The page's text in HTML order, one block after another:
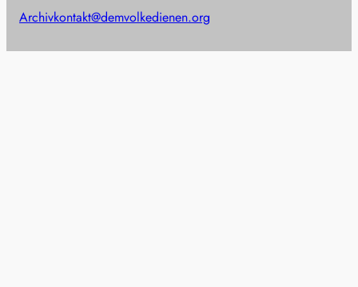
Archivkontakt@demvolkedienen.org